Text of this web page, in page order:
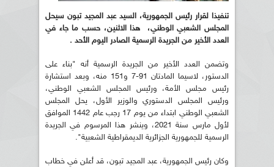
تنفيذا لقرار رئيس الجمهورية، السيد عبد المجيد تبون سيحل
المجلس الشعبي الوطني، هذا الاثنين، حسب ما جاء في
العدد الأخير من الجريدة الرسمية الصادر اليوم الأحد .
وتضمن العدد الأخير من الجريدة الرسمية أنه "بناء على
الدستور، لاسيما المادتان 91-7 و151 منه، وبعد استشارة
رئيس مجلس الأمة، ورئيس المجلس الشعبي الوطني،
ورئيس المجلس الدستوري والوزير الأول، يحل المجلس
الشعبي الوطني ابتداء من يوم 17 رجب عام 1442 الموافق
لأول مارس سنة 2021، وينشر هذا المرسوم في الجريدة
الرسمية للجمهورية الجزائرية الديمقراطية الشعبية".
وكان رئيس الجمهورية، عبد المجيد تبون، قد أعلن في خطاب